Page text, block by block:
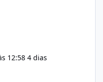
12:58 4 dias